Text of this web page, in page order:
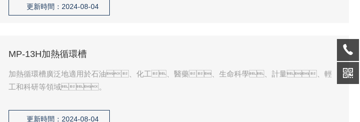
更新時間：2024-08-04
MP-13H加熱循環槽
加熱循環槽廣泛地適用於石油、化工、醫藥、生命科學、計量、輕
工和科研等領域。
更新時間：2024-08-04